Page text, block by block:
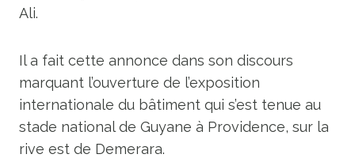
Ali.
Il a fait cette annonce dans son discours
marquant l’ouverture de l’exposition
internationale du bâtiment qui s’est tenue au
stade national de Guyane à Providence, sur la
rive est de Demerara.